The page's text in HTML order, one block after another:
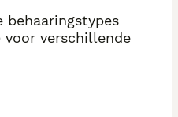
behaaringstypes
voor verschillende